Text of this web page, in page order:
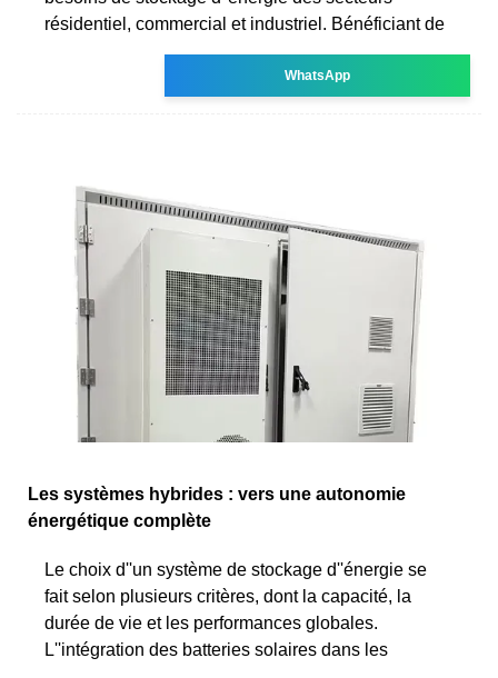
résidentiel, commercial et industriel. Bénéficiant de
WhatsApp
Les systèmes hybrides : vers une autonomie
énergétique complète
Le choix d''un système de stockage d''énergie se
fait selon plusieurs critères, dont la capacité, la
durée de vie et les performances globales.
L''intégration des batteries solaires dans les